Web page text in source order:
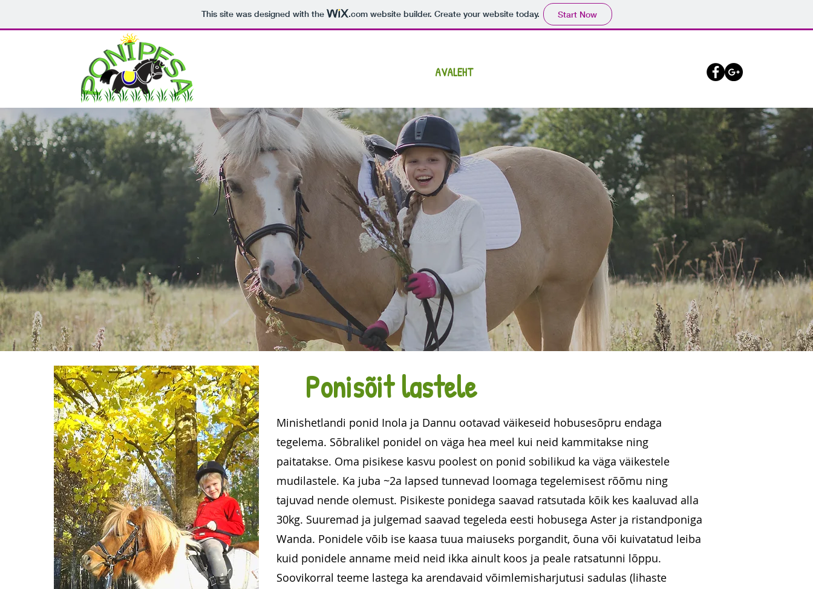
This site was designed with the .comwebsite builder. Create your website today. Start Now
AVALEHT
Ponisõit lastele
Minishetlandi ponid Inola ja Dannu ootavad väikeseid hobusesõpru endaga
tegelema. Sõbralikel ponidel on väga hea meel kui neid kammitakse ning
paitatakse. Oma pisikese kasvu poolest on ponid sobilikud ka väga väikestele
mudilastele. Ka juba ~2a lapsed tunnevad loomaga tegelemisest rõõmu ning
tajuvad nende olemust. Pisikeste ponidega saavad ratsutada kõik kes kaaluvad alla
30kg. Suuremad ja julgemad saavad tegeleda eesti hobusega Aster ja ristandponiga
Wanda. Ponidele võib ise kaasa tuua maiuseks porgandit, õuna või kuivatatud leiba
kuid ponidele anname meid neid ikka ainult koos ja peale ratsatunni lõppu.
Soovikorral teeme lastega ka arendavaid võimlemisharjutusi sadulas (lihaste